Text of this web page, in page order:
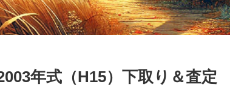
年式（H15）下取り＆査定